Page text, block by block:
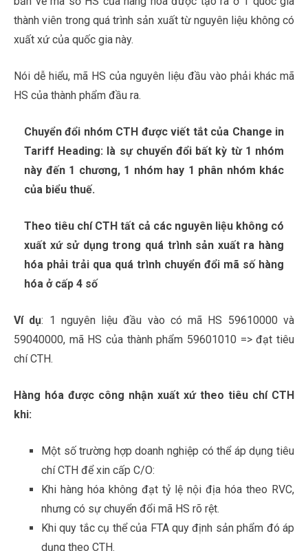
thành viên trong quá trình sản xuất từ nguyên liệu không có
xuất xứ của quốc gia này.
Nói dễ hiểu, mã HS của nguyên liệu đầu vào phải khác mã
HS của thành phẩm đầu ra.
Chuyển đổi nhóm CTH được viết tắt của Change in
Tariff Heading: là sự chuyển đổi bất kỳ từ 1 nhóm
này đến 1 chương, 1 nhóm hay 1 phân nhóm khác
của biểu thuế.
Theo tiêu chí CTH tất cả các nguyên liệu không có
xuất xứ sử dụng trong quá trình sản xuất ra hàng
hóa phải trải qua quá trình chuyển đổi mã số hàng
hóa ở cấp 4 số
Ví dụ: 1 nguyên liệu đầu vào có mã HS 59610000 và
59040000, mã HS của thành phẩm 59601010 => đạt tiêu
chí CTH.
Hàng hóa được công nhận xuất xứ theo tiêu chí CTH
khi:
Một số trường hợp doanh nghiệp có thể áp dụng tiêu
chí CTH để xin cấp C/O:
Khi hàng hóa không đạt tỷ lệ nội địa hóa theo RVC,
nhưng có sự chuyển đổi mã HS rõ rệt.
Khi quy tắc cụ thể của FTA quy định sản phẩm đó áp
dụng theo CTH.